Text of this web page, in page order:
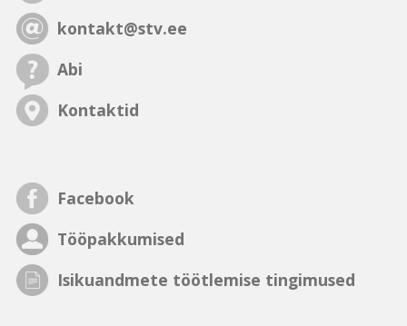
kontakt@stv.ee
Abi
Kontaktid
Facebook
Tööpakkumised
Isikuandmete töötlemise tingimused